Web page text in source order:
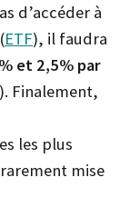
d’accéder à
ETF), il faudra
et 2,5% par
Finalement,
les plus
mise